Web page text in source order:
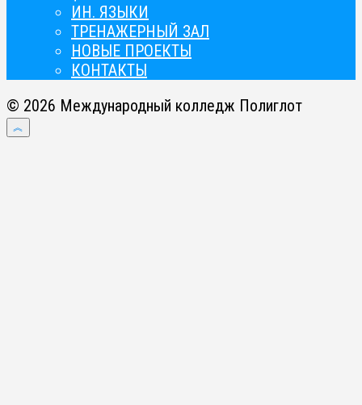
ИН. ЯЗЫКИ
ТРЕНАЖЕРНЫЙ ЗАЛ
НОВЫЕ ПРОЕКТЫ
КОНТАКТЫ
© 2026 Международный колледж Полиглот